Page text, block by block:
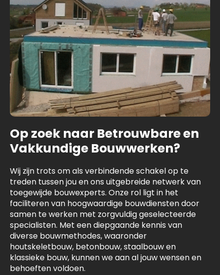
Op zoek naar Betrouwbare en
Vakkundige Bouwwerken?
Wij zijn trots om als verbindende schakel op te
treden tussen jou en ons uitgebreide netwerk van
toegewijde bouwexperts. Onze rol ligt in het
faciliteren van hoogwaardige bouwdiensten door
samen te werken met zorgvuldig geselecteerde
specialisten. Met een diepgaande kennis van
diverse bouwmethodes, waaronder
houtskeletbouw, betonbouw, staalbouw en
klassieke bouw, kunnen we aan al jouw wensen en
behoeften voldoen.